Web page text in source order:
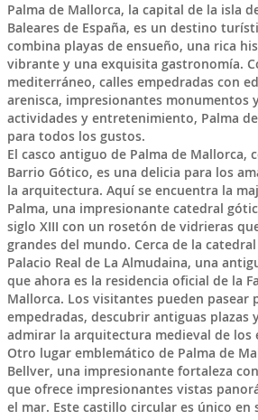
Palma de Mallorca, la capital de la isla
Balearesde España, es un destino
combina playas de ensueño, una rica
vibrante y una exquisita gastronomía.
mediterráneo, calles empedradas con
arenisca, impresionantes monumentos
actividades y entretenimiento, Palma
para todos los gustos.
El casco antiguo de Palma de Mallorca,
Barrio Gótico, es una delicia para los
la arquitectura. Aquí se encuentra la
Palma, una impresionante catedral
siglo XIII con un rosetón de vidrieras
grandes del mundo. Cerca de la
Palacio Real de La Almudaina, una
que ahora es la residencia oficial de la
Mallorca. Los visitantes pueden pasear
empedradas, descubrir antiguas plazas
admirar la arquitectura medieval de los
Otro lugar emblemático de Palma de
Bellver, una impresionante fortaleza
que ofrece impresionantes vistas
el mar. Este castillo circular es único